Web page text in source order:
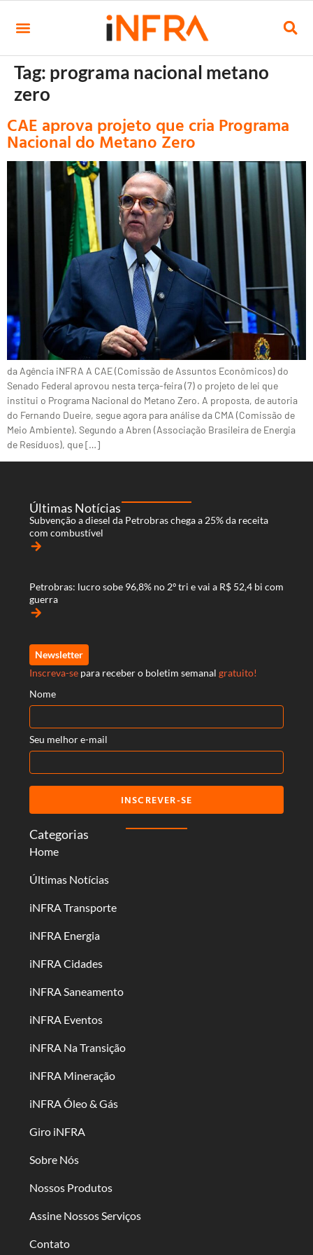
Tag: programa nacional metano
zero
CAE aprova projeto que cria Programa
Nacional do Metano Zero
da Agência iNFRA A CAE (Comissão de Assuntos Econômicos) do
Senado Federal aprovou nesta terça-feira (7) o projeto de lei que
institui o Programa Nacional do Metano Zero. A proposta, de autoria
do Fernando Dueire, segue agora para análise da CMA (Comissão de
Meio Ambiente). Segundo a Abren (Associação Brasileira de Energia
de Resíduos), que […]
Categorias
Home
Últimas Notícias
iNFRA Transporte
iNFRA Energia
iNFRA Cidades
iNFRA Saneamento
iNFRA Eventos
iNFRA Na Transição
iNFRA Mineração
iNFRA Óleo & Gás
Giro iNFRA
Sobre Nós
Nossos Produtos
Assine Nossos Serviços
Contato
Últimas Notícias
Subvenção a diesel da Petrobras chega a 25% da receita
com combustível
arrow_forward
Petrobras: lucro sobe 96,8% no 2º tri e vai a R$ 52,4 bi com
guerra
arrow_forward
Newsletter
Inscreva-se para receber o boletim semanal gratuito!
Nome
Seu melhor e-mail
INSCREVER-SE